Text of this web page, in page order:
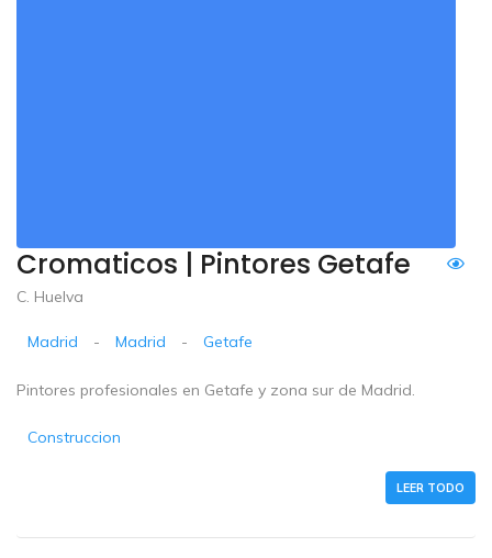
Cromaticos | Pintores Getafe
C. Huelva
Madrid - Madrid - Getafe
Pintores profesionales en Getafe y zona sur de Madrid.
Construccion
LEER TODO